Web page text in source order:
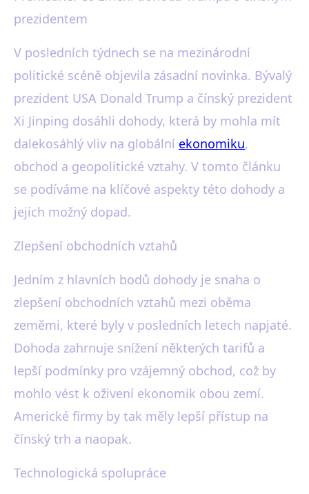
Trump a Xi Jinping uzavřeli
klíčovou dohodu: Jaký bude
dopad?
· 3 min čtení · Autor: Martin Černý
prezidentem
V posledních týdnech se na mezinárodní
politické scéně objevila zásadní novinka. Bývalý
prezident USA Donald Trump a čínský prezident
Xi Jinping dosáhli dohody, která by mohla mít
dalekosáhlý vliv na globální ekonomiku,
obchod a geopolitické vztahy. V tomto článku
se podíváme na klíčové aspekty této dohody a
jejich možný dopad.
Zlepšení obchodních vztahů
Jedním z hlavních bodů dohody je snaha o
zlepšení obchodních vztahů mezi oběma
zeměmi, které byly v posledních letech napjaté.
Dohoda zahrnuje snížení některých tarifů a
lepší podmínky pro vzájemný obchod, což by
mohlo vést k oživení ekonomik obou zemí.
Americké firmy by tak měly lepší přístup na
čínský trh a naopak.
Technologická spolupráce